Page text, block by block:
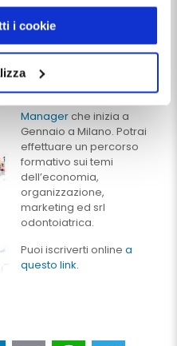
contatti-dentista-
apposita X in alto a
i cookie
Master Dentista
Manager
Manager che inizia a
Gennaio a Milano. Potrai
effettuare un percorso
formativo sui temi
dell’economia,
organizzazione,
marketing ed srl
odontoiatrica.
Puoi iscriverti online a
questo link.